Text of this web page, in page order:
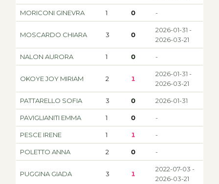
MORICONI GINEVRA 1 0 -
MOSCARDO CHIARA 3 0
2026-01-31 -
2026-03-21
NALON AURORA 1 0 -
OKOYE JOY MIRIAM 2 1
2026-01-31 -
2026-03-21
PATTARELLO SOFIA 3 0 2026-01-31
PAVIGLIANITI EMMA 1 0 -
PESCE IRENE 1 1 -
POLETTO ANNA 2 0 -
PUGGINA GIADA 3 1
2022-07-03 -
2026-03-21